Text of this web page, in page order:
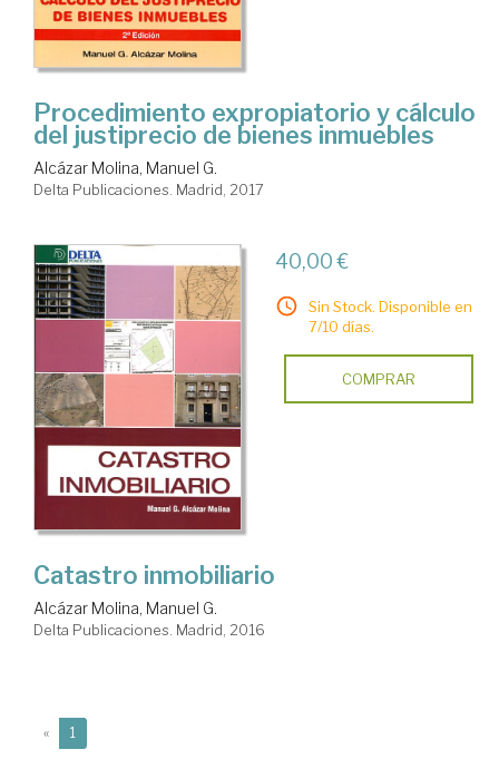
Procedimiento expropiatorio y cálculo
del justiprecio de bienes inmuebles
Alcázar Molina, Manuel G.
Delta Publicaciones. Madrid, 2017
40,00 €
Sin Stock. Disponible en
7/10 días.
COMPRAR
Catastro inmobiliario
Alcázar Molina, Manuel G.
Delta Publicaciones. Madrid, 2016
« 1